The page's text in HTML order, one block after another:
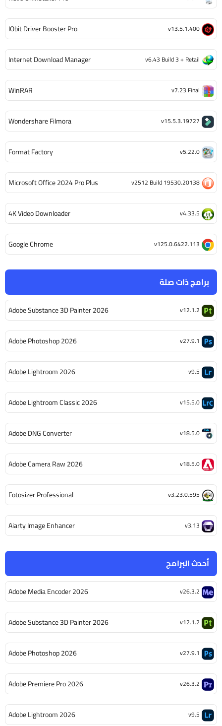
أحدث البرامج
Adobe Media Encoder 2026 v26.3.2
Adobe Substance 3D Painter 2026 v12.1.2
Adobe Photoshop 2026 v27.9.1
Adobe Premiere Pro 2026 v26.3.2
Adobe Lightroom 2026 v9.5
برامج ذات صلة
Adobe Substance 3D Painter 2026 v12.1.2
Adobe Photoshop 2026 v27.9.1
Adobe Lightroom 2026 v9.5
Adobe Lightroom Classic 2026 v15.5.0
Adobe DNG Converter v18.5.0
Adobe Camera Raw 2026 v18.5.0
Fotosizer Professional v3.23.0.595
Aiarty Image Enhancer v3.13
IObit Driver Booster Pro v13.5.1.400
Internet Download Manager v6.43 Build 3 + Retail
WinRAR v7.23 Final
Wondershare Filmora v15.5.3.19727
Format Factory v5.22.0
Microsoft Office 2024 Pro Plus v2512 Build 19530.20138
4K Video Downloader v4.33.5
Google Chrome v125.0.6422.113